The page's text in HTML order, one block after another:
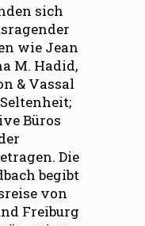
sich
wie Jean
M. Hadid,
& Vassal
Büros
Die
begibt
von
Freiburg